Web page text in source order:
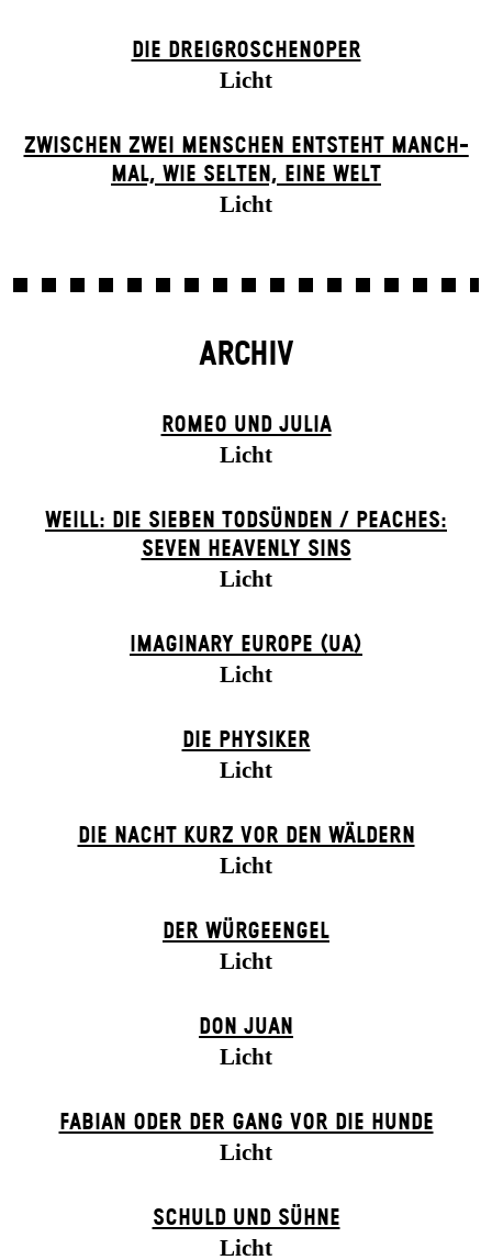
DIE DREI­GROSCHEN­OPER
Licht
ZWISCHEN ZWEI MENSCHEN ENT­STEHT MANCH­
MAL, WIE SELTEN, EINE WELT
Licht
ARCHIV
ROMEO UND JULIA
Licht
WEILL: DIE SIEBEN TODSÜNDEN / PEACHES:
SEVEN HEAVENLY SINS
Licht
IMAGINARY EUROPE (UA)
Licht
DIE PHYSIKER
Licht
DIE NACHT KURZ VOR DEN WÄLDERN
Licht
DER WÜR­GE­ENG­EL
Licht
DON JUAN
Licht
FABIAN ODER DER GANG VOR DIE HUNDE
Licht
SCHULD UND SÜHNE
Licht